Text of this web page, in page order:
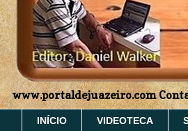
www.portaldejuazeiro.com
INÍCIO VIDEOTECA